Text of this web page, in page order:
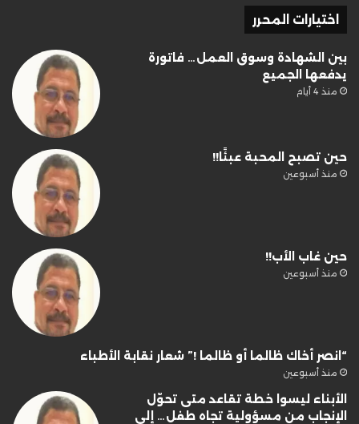
اختيارات المحرر
بين الشهادة وسوق العمل… فاتورة
يدفعها الجميع
منذ 4 أيام
حين تصبح المحبة عبئًا!!
منذ أسبوعين
حين غاب الأب!!
منذ أسبوعين
“انصر أخاك ظالما أو ظالما !” شعار نقابة الأطباء
منذ أسبوعين
الأبناء ليسوا خطة تقاعد متى تحوّل
الإنجاب من مسؤولية تجاه طفل… إلى